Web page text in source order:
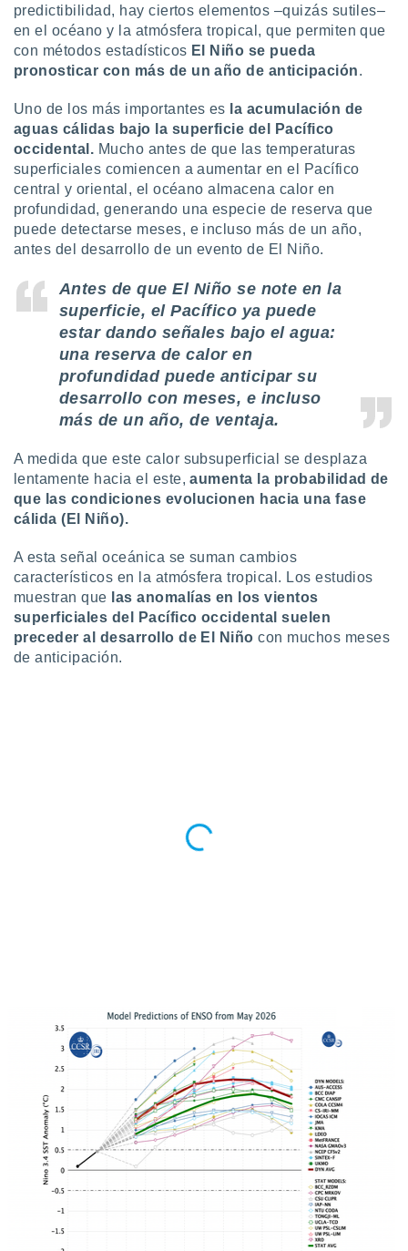
e
mediante
publicidad
publicidad
de
predictibilidad, hay ciertos elementos –quizás sutiles–
en el océano y la atmósfera tropical, que permiten que
con métodos estadísticos El Niño se pueda
pronosticar con más de un año de anticipación.
Uno de los más importantes es la acumulación de
aguas cálidas bajo la superficie del Pacífico
occidental. Mucho antes de que las temperaturas
superficiales comiencen a aumentar en el Pacífico
central y oriental, el océano almacena calor en
profundidad, generando una especie de reserva que
puede detectarse meses, e incluso más de un año,
antes del desarrollo de un evento de El Niño.
Antes de que El Niño se note en la
superficie, el Pacífico ya puede
estar dando señales bajo el agua:
una reserva de calor en
profundidad puede anticipar su
desarrollo con meses, e incluso
más de un año, de ventaja.
A medida que este calor subsuperficial se desplaza
lentamente hacia el este,aumenta la probabilidad de
que las condiciones evolucionen hacia una fase
cálida (El Niño).
A esta señal oceánica se suman cambios
característicos en la atmósfera tropical. Los estudios
muestran que las anomalías en los vientos
superficiales del Pacífico occidental suelen
preceder al desarrollo de El Niñocon muchos meses
de anticipación.